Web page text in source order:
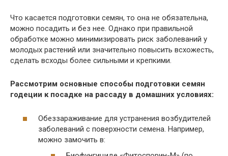
Что касается подготовки семян, то она не обязательна,
можно посадить и без нее. Однако при правильной
обработке можно минимизировать риск заболеваний у
молодых растений или значительно повысить всхожесть,
сделать всходы более сильными и крепкими.
Рассмотрим основные способы подготовки семян
годеции к посадке на рассаду в домашних условиях:
Обеззараживание для устранения возбудителей
заболеваний с поверхности семена. Например,
можно замочить в: